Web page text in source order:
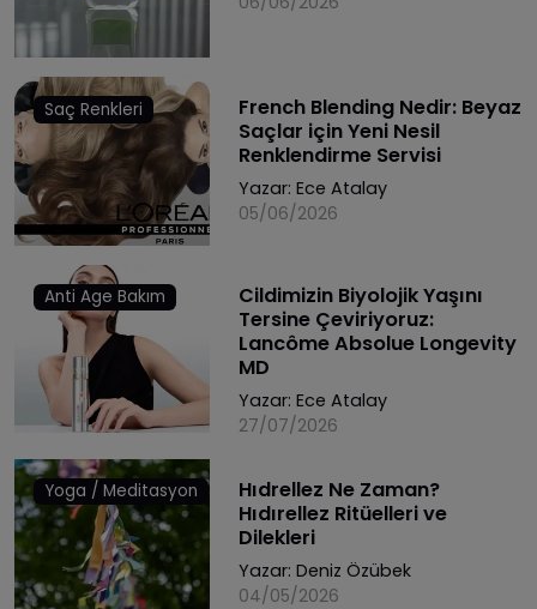
Saç Renkleri
French Blending Nedir: Beyaz
Saçlar için Yeni Nesil
Renklendirme Servisi
Yazar: Ece Atalay
05/06/2026
Anti Age Bakım
Cildimizin Biyolojik Yaşını
Tersine Çeviriyoruz:
Lancôme Absolue Longevity
MD
Yazar: Ece Atalay
27/07/2026
Yoga / Meditasyon
Hıdrellez Ne Zaman?
Hıdırellez Ritüelleri ve
Dilekleri
Yazar: Deniz Özübek
04/05/2026